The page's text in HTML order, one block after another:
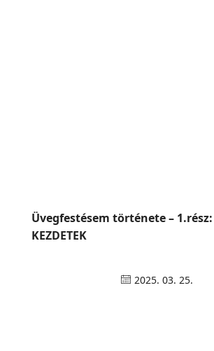
Üvegfestésem története – 1.rész:
KEZDETEK
2025. 03. 25.